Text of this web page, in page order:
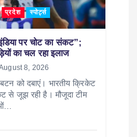
प्रदेश स्पोर्ट्स
पर चोट का संकट”;
का चल रहा इलाज
8, 2026
को दबाएं। भारतीय क्रिकेट
से जूझ रही है। मौजूदा टीम